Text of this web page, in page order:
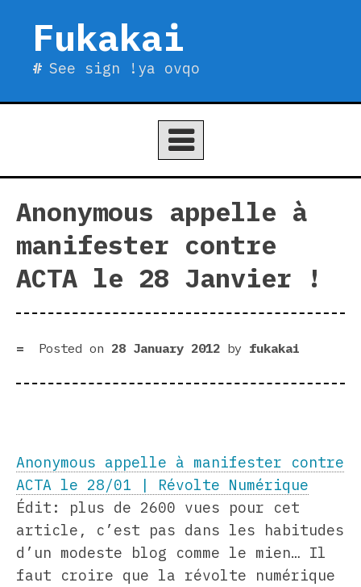
contentFukakai
See sign !ya ovqo
Anonymous appelle à
manifester contre
ACTA le 28 Janvier !
Posted on 28 January 2012 by fukakai
Anonymous appelle à manifester contre
ACTA le 28/01 | Révolte Numérique
Édit: plus de 2600 vues pour cet
article, c’est pas dans les habitudes
d’un modeste blog comme le mien… Il
faut croire que la révolte numérique